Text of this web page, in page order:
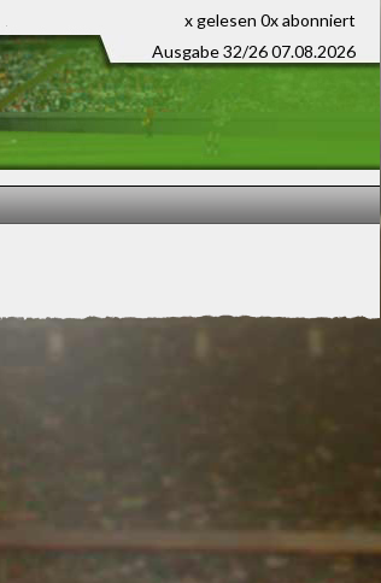
x gelesen 0x abonniert
Ausgabe 32/26 07.08.2026